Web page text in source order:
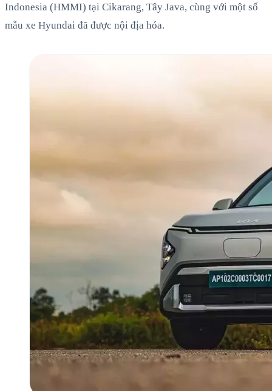
Indonesia (HMMI) tại Cikarang, Tây Java, cùng với một số
mẫu xe Hyundai đã được nội địa hóa.